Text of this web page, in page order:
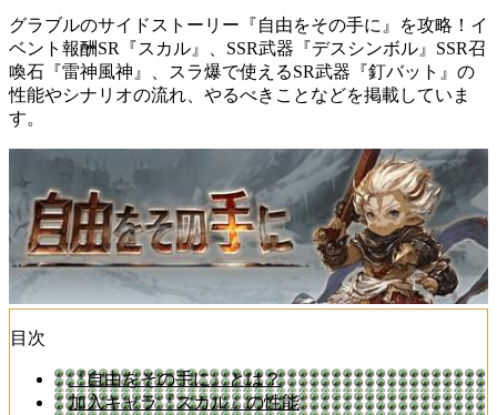
グラブルのサイドストーリー『自由をその手に』を攻略！イ
ベント報酬SR『スカル』、SSR武器『デスシンボル』SSR召
喚石『雷神風神』、スラ爆で使えるSR武器『釘バット』の
性能やシナリオの流れ、やるべきことなどを掲載していま
す。
目次
『自由をその手に』とは？
加入キャラ『スカル』の性能